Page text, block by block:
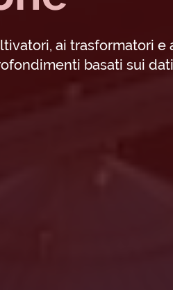
ai trasformatori
basati sui